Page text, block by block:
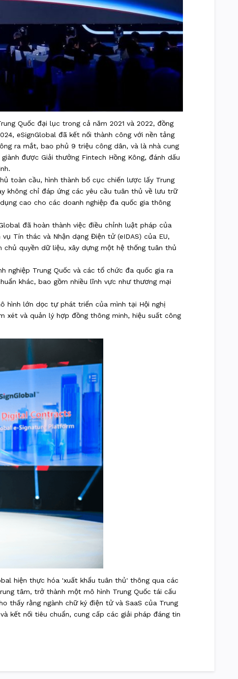
Quốc đại lục trong cả năm 2021 và 2022, đồng
eSignGlobal đã kết nối thành công với nền tảng
ra mắt, bao phủ 9 triệu công dân, và là nhà cung
được Giải thưởng Fintech Hồng Kông, đánh dấu
toàn cầu, hình thành bố cục chiến lược lấy Trung
không chỉ đáp ứng các yêu cầu tuân thủ về lưu trữ
cao cho các doanh nghiệp đa quốc gia thông
đã hoàn thành việc điều chỉnh luật pháp của
Tín thác và Nhận dạng Điện tử (eIDAS) của EU,
quyền dữ liệu, xây dựng một hệ thống tuân thủ
nghiệp Trung Quốc và các tổ chức đa quốc gia ra
khác, bao gồm nhiều lĩnh vực như thương mại
hình lớn dọc tự phát triển của mình tại Hội nghị
xét và quản lý hợp đồng thông minh, hiệu suất công
hiện thực hóa 'xuất khẩu tuân thủ' thông qua các
tâm, trở thành một mô hình Trung Quốc tái cấu
thấy rằng ngành chữ ký điện tử và SaaS của Trung
kết nối tiêu chuẩn, cung cấp các giải pháp đáng tin